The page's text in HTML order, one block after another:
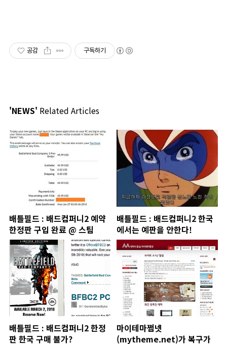
공감 구독하기
'NEWS' Related Articles
배틀필드 : 배드컴퍼니2 예약
한정판 구입 완료 @ 스팀
배틀필드 : 배드컴퍼니2 한국
에서는 예판을 안한다!
배틀필드 : 배드컴퍼니2 한정
판 한국 구매 불가?
마이테마쩜넷
(mytheme.net)가 복구가